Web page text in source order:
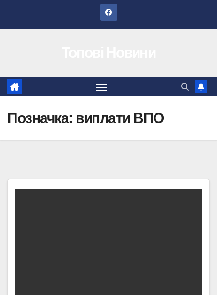
Позначка: виплати ВПО